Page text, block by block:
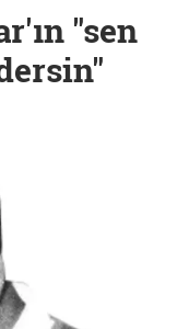
"sen